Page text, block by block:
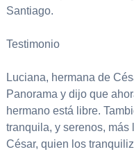
Santiago.
Testimonio
Luciana, hermana de
Panorama y dijo que
hermano está libre.
tranquila, y serenos,
César, quien los